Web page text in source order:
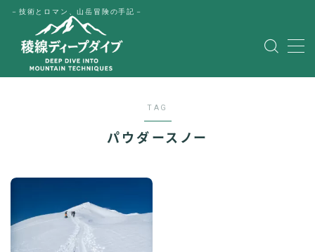
－技術とロマン、山岳冒険の手記－
MENU
Japanese
TAG
パウダースノー